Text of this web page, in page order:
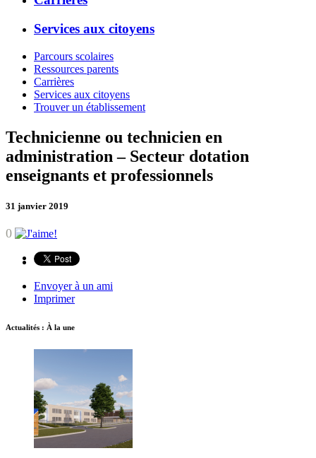
Services aux citoyens
Parcours scolaires
Ressources parents
Carrières
Services aux citoyens
Trouver un établissement
Technicienne ou technicien en
administration – Secteur dotation
enseignants et professionnels
31 janvier 2019
0
Envoyer à un ami
Imprimer
Actualités : À la une